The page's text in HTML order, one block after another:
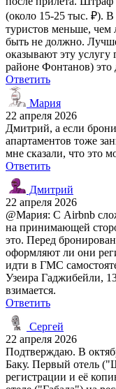
(около 15-25 тыс. ₽). В
туристов меньше, чем
быть не должно.
оказывают эту
районе Фонтанов) это
Ответить
Мария
22 апреля 2026
Дмитрий, а если
апартаментов тоже
мне сказали, что это
Ответить
Дмитрий
22 апреля 2026
@Мария: С Airbnb
на принимающей
это. Перед
оформляют ли они
идти в ГМС
Узеира Гаджибейли,
взимается.
Ответить
Сергей
22 апреля 2026
Подтверждаю. В
Баку. Первый отель
регистрации и её